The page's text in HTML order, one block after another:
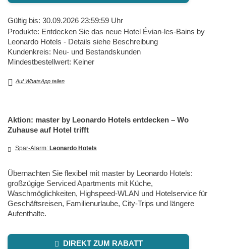
Gültig bis: 30.09.2026 23:59:59 Uhr
Produkte: Entdecken Sie das neue Hotel Évian-les-Bains by
Leonardo Hotels - Details siehe Beschreibung
Kundenkreis: Neu- und Bestandskunden
Mindestbestellwert: Keiner
Auf WhatsApp teilen
Aktion: master by Leonardo Hotels entdecken – Wo
Zuhause auf Hotel trifft
Spar-Alarm: Leonardo Hotels
Übernachten Sie flexibel mit master by Leonardo Hotels:
großzügige Serviced Apartments mit Küche,
Waschmöglichkeiten, Highspeed-WLAN und Hotelservice für
Geschäftsreisen, Familienurlaube, City-Trips und längere
Aufenthalte.
DIREKT ZUM RABATT